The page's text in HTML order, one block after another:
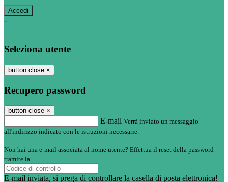
-
Seleziona utente
button close ×
Recupero password
button close ×
E-mail Verrà inviato un messaggio
all'indirizzo indicato con le istruzioni necessarie.
Non hai una e-mail associata al nome utente? Effettua il reset della password
tramite la
E-mail inviata, si prega di controllare la casella di posta elettronica!